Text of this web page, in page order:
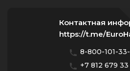
Контактная
https://t.me/
8-800-101-
+7 812 679 33